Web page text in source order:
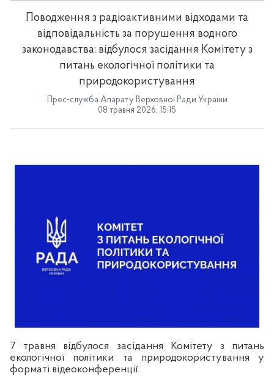
Поводження з радіоактивними відходами та
відповідальність за порушення водного
законодавства: відбулося засідання Комітету з
питань екологічної політики та
природокористування
Прес-служба Апарату Верховної Ради України
08 травня 2026, 15:15
7 травня відбулося засідання Комітету з питань
екологічної політики та природокористування у
форматі відеоконференції.